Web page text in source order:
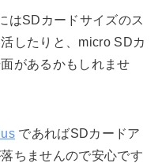
はSDカードサイズのス
したりと、micro SDカ
があるかもしれませ
であればSDカードア
ちませんので安心です